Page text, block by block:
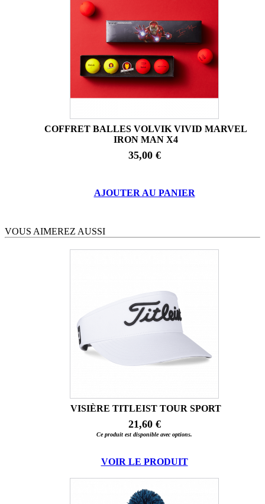
COFFRET BALLES VOLVIK VIVID MARVEL
IRON MAN X4
35,00 €
AJOUTER AU PANIER
VOUS AIMEREZ AUSSI
VISIÈRE TITLEIST TOUR SPORT
21,60 €
Ce produit est disponible avec options.
VOIR LE PRODUIT